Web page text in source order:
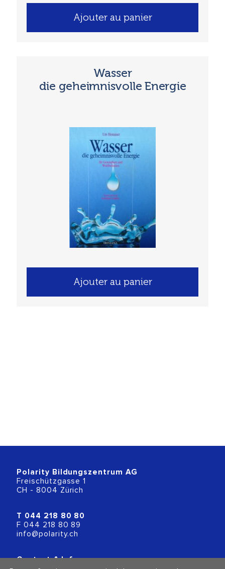
Ajouter au panier
Wasser
die geheimnisvolle Energie
Ajouter au panier
Polarity Bildungszentrum AG
Freischützgasse 1
CH - 8004 Zürich
T 044 218 80 80
F 044 218 80 89
info@polarity.ch
Contact & Info